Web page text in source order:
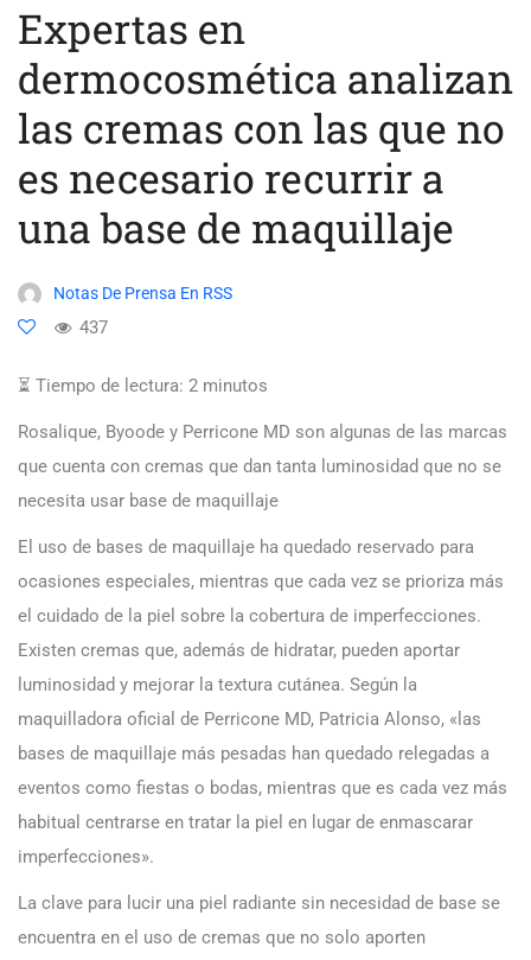
Expertas en
dermocosmética analizan
las cremas con las que no
es necesario recurrir a
una base de maquillaje
Notas De Prensa En RSS
437
⏳ Tiempo de lectura: 2 minutos
Rosalique, Byoode y Perricone MD son algunas de las marcas
que cuenta con cremas que dan tanta luminosidad que no se
necesita usar base de maquillaje
El uso de bases de maquillaje ha quedado reservado para
ocasiones especiales, mientras que cada vez se prioriza más
el cuidado de la piel sobre la cobertura de imperfecciones.
Existen cremas que, además de hidratar, pueden aportar
luminosidad y mejorar la textura cutánea. Según la
maquilladora oficial de Perricone MD, Patricia Alonso, «las
bases de maquillaje más pesadas han quedado relegadas a
eventos como fiestas o bodas, mientras que es cada vez más
habitual centrarse en tratar la piel en lugar de enmascarar
imperfecciones».
La clave para lucir una piel radiante sin necesidad de base se
encuentra en el uso de cremas que no solo aporten